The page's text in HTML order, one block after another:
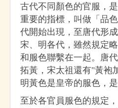
古代不同顏色的官服，
重要的指標，叫做「品
代開始出現，至唐代形
宋、明各代，雖然規定
和服色聯繫在一起。唐
拓黃，宋太祖還有"黃袍
明黃色是皇帝的服色，
至於各官員服色的規定